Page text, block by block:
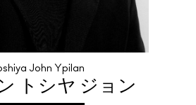
John Ypilan
トシヤ ジョン